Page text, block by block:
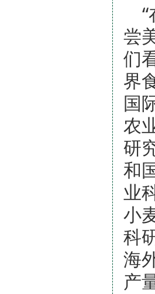
尝
们
界
国
农
研
和
业
小
科
海
产